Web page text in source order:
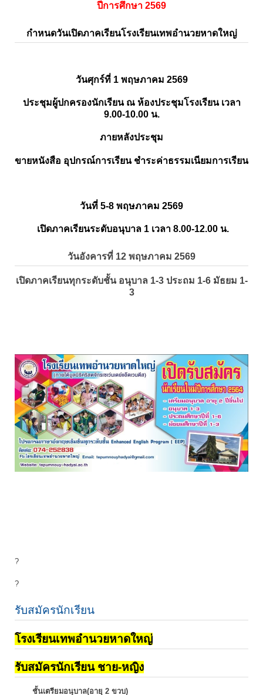
ปีการศึกษา 2569
กำหนดวันเปิดภาคเรียนโรงเรียนเทพอำนวยหาดใหญ่
วันศุกร์ที่ 1 พฤษภาคม 2569
ประชุมผู้ปกครองนักเรียน ณ ห้องประชุมโรงเรียน เวลา
9.00-10.00 น.
ภายหลังประชุม
ขายหนังสือ อุปกรณ์การเรียน ชำระค่าธรรมเนียมการเรียน
วันที่ 5-8 พฤษภาคม 2569
เปิดภาคเรียนระดับอนุบาล 1 เวลา 8.00-12.00 น.
วันอังคารที่ 12 พฤษภาคม 2569
เปิดภาคเรียนทุกระดับชั้น อนุบาล 1-3 ประถม 1-6 มัธยม 1-
3
?
?
รับสมัครนักเรียน
โรงเรียนเทพอำนวยหาดใหญ่
รับสมัครนักเรียน ชาย-หญิง
ชั้นเตรียมอนุบาล(อายุ 2 ขวบ)